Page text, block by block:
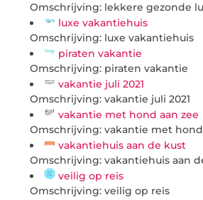
Omschrijving: lekkere gezonde
luxe vakantiehuis
Omschrijving: luxe vakantiehuis
piraten vakantie
Omschrijving: piraten vakantie
vakantie juli 2021
Omschrijving: vakantie juli 2021
vakantie met hond aan zee
Omschrijving: vakantie met hond
vakantiehuis aan de kust
Omschrijving: vakantiehuis aan
veilig op reis
Omschrijving: veilig op reis